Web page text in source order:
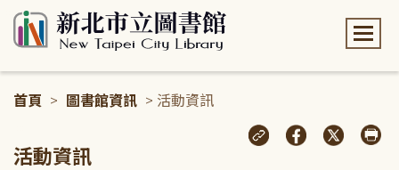
首頁 > 圖書館資訊 > 活動資訊
活動資訊